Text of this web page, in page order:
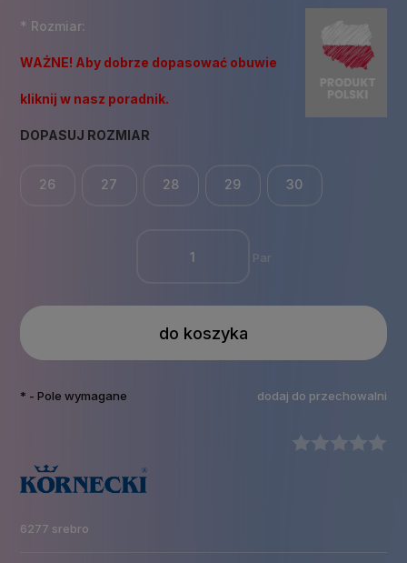
* Rozmiar:
WAŻNE! Aby dobrze dopasować obuwie
kliknij w nasz poradnik.
DOPASUJ ROZMIAR
26 27 28 29 30
Par
do koszyka
dodaj do przechowalni
* - Pole wymagane
6277 srebro